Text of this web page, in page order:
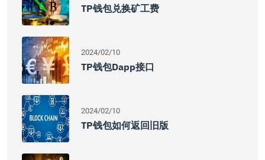
TP钱包兑换矿工费
2024/02/10
TP钱包Dapp接口
2024/02/10
TP钱包如何返回旧版